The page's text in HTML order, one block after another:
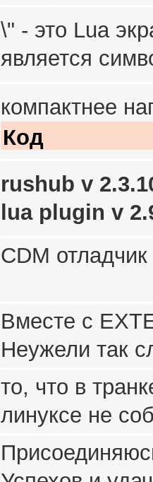
Другой
таблице
Код
local str =
local
хранения
value)
= value
Конечно, если
будет пробел,
оптимизация,
наглядно и
В данном
выражением
Нужно либо
например,
яА-Я ]+)
и после этого
полученных
использовать
делает
Что-то типа:
если такая
\" - это Lua
является
выражении).
Захватить
Код
Код
То есть,
случае, когда
компактнее
Код
"[0-9].[1-
rushub v
lua plugin v
Fixed:
Fixed:
баги, утечки,
Fixed:
поддержка
CDM
Вместе с
Неужели так
тем, что
то, что в
линуксе не
исправлено).